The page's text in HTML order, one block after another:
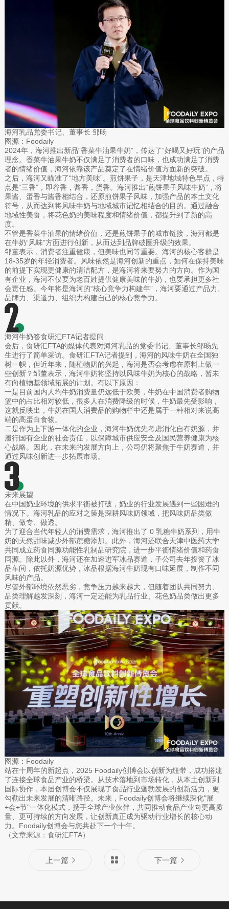
海河乳品党委书记、董事长 邹旸
图源：Foodaily
2024年，海河推出新品“香菜牛油果牛奶”，传达了“好喝又好玩”的产品
理念。香菜牛油果牛奶不仅满足了消费者的口味，也成功满足了消费
者的情绪价值，海河依靠该产品奠定了在情绪价值方面新的突破。
之后，海河又瞄准了“地方美味”。煎饼果子，是天津地域特色早点，特
点是“三香”，即谷香，酱香，蛋香。海河推出“煎饼果子风味牛奶”，将
果酱、蛋香与酱香相结合，还原煎饼果子风味，加强产品的本土文化
符号，从而达到将风味牛奶与地域城市记忆相结合的目的。通过融合
地域性美食，将花色奶的美味程度和情绪价值，都提升到了新的高
度。
不管是香菜牛油果的情绪价值，还是煎饼果子的城市链接，海河都是
在牛奶“风味”方面进行创新，从而达到品牌破圈升级的效果。
邹董表示，消费者注重健康，但美味也同等重要。海河的核心客群是
18-35岁的年轻消费者。风味依然是海河创新的重点，如何在保持美味
的前提下实现更健康的清洁配方，是海河将来要努力的方向。作为国
有企业，海河不仅要为老百姓提供健康美味的牛奶，也要承担更多社
会责任感。今年将是海河的“核心竞争力构建年”，海河要通过产品力、
品牌力、渠道力、组织力构建自己的核心竞争力。
海河牛奶答食研汇FTA记者提问
会后，食研汇FTA的媒体代表对海河乳品的党委书记、董事长邹旸先
生进行了简单采访。食研汇FTA记者提到，海河的风味牛奶在全国独
树一帜，但近年来，随植物奶的兴起，海河是否会考虑在原料上做一
些创新？邹董表示，海河牛奶将坚持以风味牛奶为核心的战略，暂未
有向植物基领域拓展的计划。有以下原因：
一是目前国内人均牛奶消费量仍远低于欧美，牛奶在中国消费者购物
篮中的占比相对较低，很多人在消费降级的时候，牛奶最先受影响，
这就反映出，牛奶在国人消费品的购物栏中还是属于一种相对来说高
端的高蛋白食物。
二是作为上下游一体化的企业，海河牛奶优先考虑消化自有奶源，并
履行国有企业的社会责任，以保障城市供应安全及国民营养健康为核
心战略。因此，在未来的发展方向上，公司仍将聚焦于牛奶赛道，并
通过风味创新进一步拓展市场。
未来展望
在中国奶业环境的供求平衡被打破，奶业的行业发展遇到一些困难的
情况下。海河乳品的应对之策是深耕风味奶领域，把风味奶品类做
精、做专、做透。
为了迎合当代年轻人的消费需求，海河推出了 0 乳糖牛奶系列，用牛
奶的天然甜味减少外部蔗糖添加。此外，海河还联合天津中医药大学
共同成立药食同源功能性乳制品研究院，进一步平衡情绪价值和药食
同源。除此以外，海河还在加速进军冰品赛道，子公司去年投资了冰
品车间，依托奶源优势，冰品根据海河牛奶现有口味延展，制作不同
风味的产品。
尽管外部环境依然恶劣，竞争压力越来越大，但随着团队共同努力、
品类理解越发深刻，海河一定还能为乳品行业、花色奶品类做出更多
贡献。
图源：Foodaily
站在十周年的新起点，2025 Foodaily创博会以创新为纽带，成功搭建
了连接全球食品产业的桥梁。从技术落地到市场转化，从本土创新到
国际协作，本届创博会不仅展现了食品行业蓬勃发展的创新活力，更
勾勒出未来发展的清晰路径。未来，Foodaily创博会将继续深化"展
+会+节"一体化模式，携手全球产业伙伴，共同推动食品产业向更高质
量、更可持续的方向发展，让创新真正成为驱动行业增长的核心动
力。Foodaily创博会与您共赴下一个十年。
（文章来源：食研汇FTA）
上一篇 下一篇